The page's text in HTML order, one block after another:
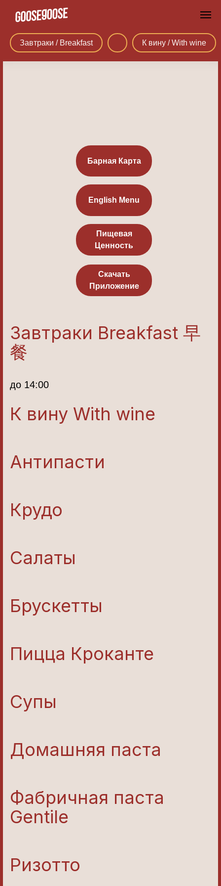
Завтраки / Breakfast К вину / With wine
Пищевая
Ценность
Скачать
Приложение
Барная Карта
English Menu
Завтраки Breakfast 早
餐
до 14:00
К вину With wine
Антипасти
Крудо
Салаты
Брускетты
Пицца Кроканте
Супы
Домашняя паста
Фабричная паста
Gentile
Ризотто